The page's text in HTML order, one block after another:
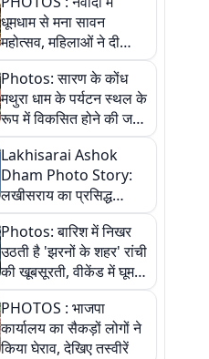
धूमधाम से मना सावन
महोत्सव, महिलाओं ने दी
सांस्कृतिक प्रस्तुतियां
Photos: सारण के कोंध
मथुरा धाम के पर्यटन स्थल के
रूप में विकसित होने की जगी
आस, 9 तस्वीरों में देखें पूरी
कहानी
Lakhisarai Ashok
Dham Photo Story:
लखीसराय का प्रसिद्ध
अशोक धाम—आस्था,
श्रृंगार, अनुष्ठान और
अलौकिक संध्या आरती के
विहंगम दृश्य
Photos: बारिश में निखर
उठती है 'झरनों के शहर' रांची
की खूबसूरती, वीकेंड में घूम
आएं ये 5 वादियां
PHOTOS : भाजपा
कार्यालय का सैकड़ों लोगों ने
किया घेराव, देखिए तस्वीरें